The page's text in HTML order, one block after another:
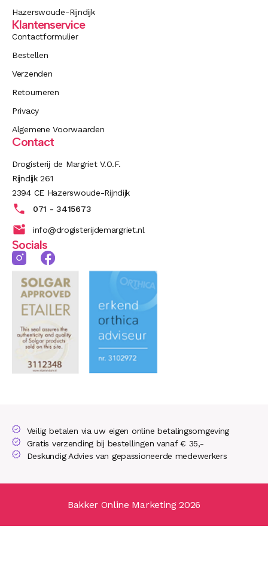
Hazerswoude-Rijndijk
Klantenservice
Contactformulier
Bestellen
Verzenden
Retourneren
Privacy
Algemene Voorwaarden
Contact
Drogisterij de Margriet V.O.F.
Rijndijk 261
2394 CE Hazerswoude-Rijndijk
071 - 3415673
info@drogisterijdemargriet.nl
Socials
Veilig betalen via uw eigen online betalingsomgeving
Gratis verzending bij bestellingen vanaf € 35,-
Deskundig Advies van gepassioneerde medewerkers
Bakker Online Marketing 2026